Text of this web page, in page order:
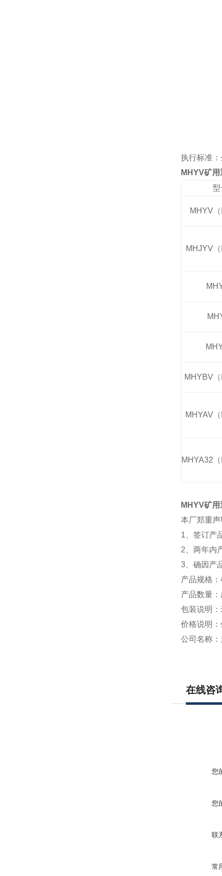
执行标准
MHYV矿
型
MHYV
MHJYV
MHYBV
MHYAV
MHYA32
MHYV矿
本厂郑重声
1、签订产
2、两年内
3、确因产
产品规格
产品数量
包装说明
价格说明
公司名称
在线咨
您
您
联
常